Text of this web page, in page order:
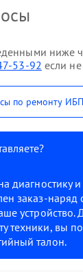
ниже
53-92 если
по ремонту ИБП
диагностику
заказ-наряд
устройство.
техники, вы
талон.